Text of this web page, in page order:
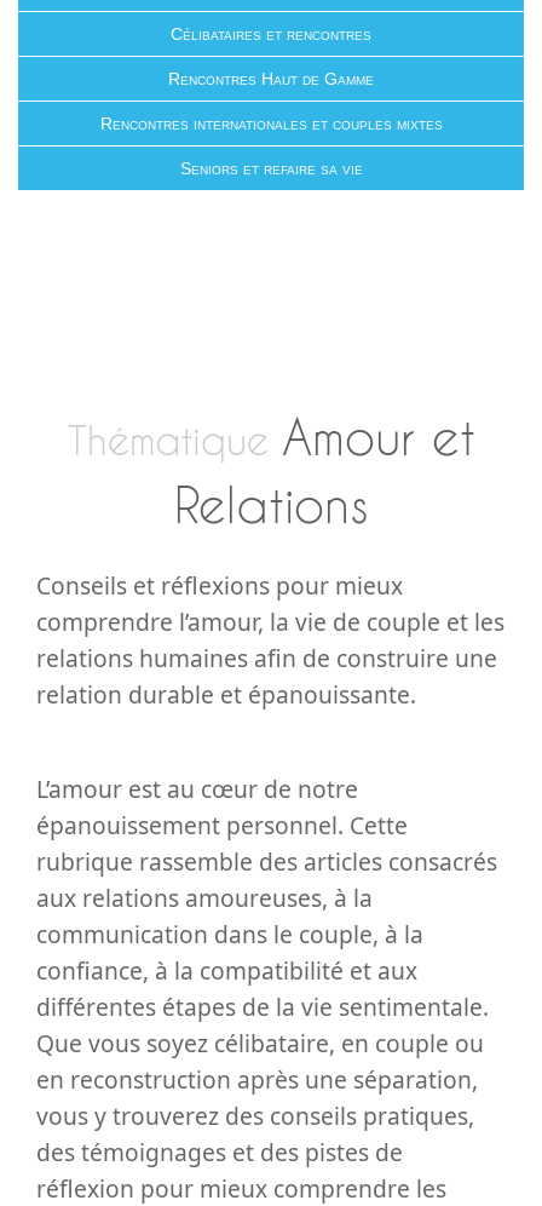
Célibataires et rencontres
Rencontres Haut de Gamme
Rencontres internationales et couples mixtes
Seniors et refaire sa vie
Thématique Amour et
Relations
Conseils et réflexions pour mieux
comprendre l’amour, la vie de couple et les
relations humaines afin de construire une
relation durable et épanouissante.
L’amour est au cœur de notre
épanouissement personnel. Cette
rubrique rassemble des articles consacrés
aux relations amoureuses, à la
communication dans le couple, à la
confiance, à la compatibilité et aux
différentes étapes de la vie sentimentale.
Que vous soyez célibataire, en couple ou
en reconstruction après une séparation,
vous y trouverez des conseils pratiques,
des témoignages et des pistes de
réflexion pour mieux comprendre les